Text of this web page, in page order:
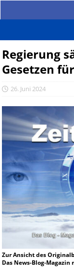
Regierung
Gesetzen
26. Juni 2024
Zur Ansicht des
Das News-Blog-